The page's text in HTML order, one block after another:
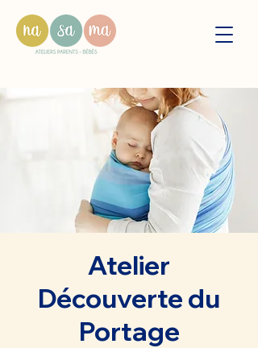
Atelier
Découverte du
Portage